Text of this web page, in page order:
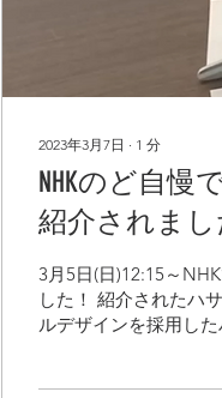
2023年3月7日 ∙ 1 分
NHKのど自
紹介されまし
3月5日(日)12:15～
した！ 紹介されたハ
ルデザインを採用し